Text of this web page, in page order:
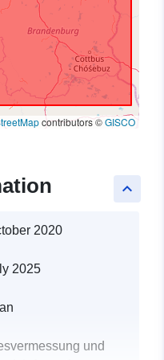
contributors ©GISCO
keyboard_arrow_up
2020
2025
und